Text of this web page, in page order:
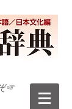
☞